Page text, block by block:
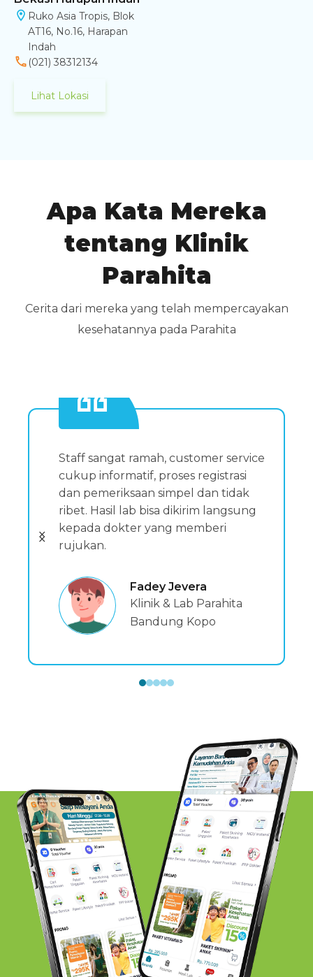
Ruko Asia Tropis, Blok
AT16, No.16, Harapan
Indah
(021) 38312134
Lihat Lokasi
Apa Kata Mereka
tentang Klinik
Parahita
Cerita dari mereka yang telah mempercayakan
kesehatannya pada Parahita
Fadey Jevera
Klinik & Lab Parahita
Bandung Kopo
Staff sangat ramah, customer service
cukup informatif, proses registrasi
dan pemeriksaan simpel dan tidak
ribet. Hasil lab bisa dikirim langsung
kepada dokter yang memberi
rujukan.